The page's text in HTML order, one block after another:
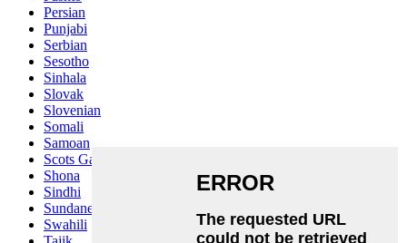
Persian
Punjabi
Serbian
Sesotho
Sinhala
Slovak
Slovenian
Somali
Samoan
Scots Gaelic
Shona
Sindhi
Sundanese
Swahili